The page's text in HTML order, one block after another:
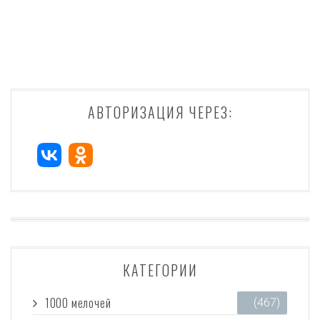
АВТОРИЗАЦИЯ ЧЕРЕЗ:
КАТЕГОРИИ
1000 мелочей (467)